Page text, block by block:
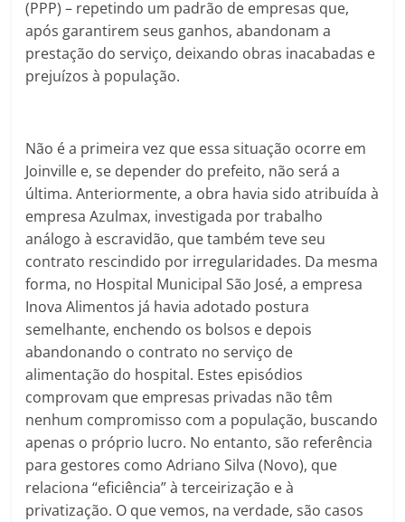
(PPP) – repetindo um padrão de empresas que,
após garantirem seus ganhos, abandonam a
prestação do serviço, deixando obras inacabadas e
prejuízos à população.
Não é a primeira vez que essa situação ocorre em
Joinville e, se depender do prefeito, não será a
última. Anteriormente, a obra havia sido atribuída à
empresa Azulmax, investigada por trabalho
análogo à escravidão, que também teve seu
contrato rescindido por irregularidades. Da mesma
forma, no Hospital Municipal São José, a empresa
Inova Alimentos já havia adotado postura
semelhante, enchendo os bolsos e depois
abandonando o contrato no serviço de
alimentação do hospital. Estes episódios
comprovam que empresas privadas não têm
nenhum compromisso com a população, buscando
apenas o próprio lucro. No entanto, são referência
para gestores como Adriano Silva (Novo), que
relaciona “eficiência” à terceirização e à
privatização. O que vemos, na verdade, são casos